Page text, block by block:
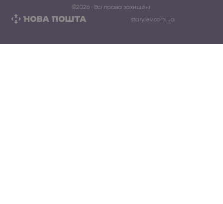
©2026· Всі права захищені.
starylev.com.ua